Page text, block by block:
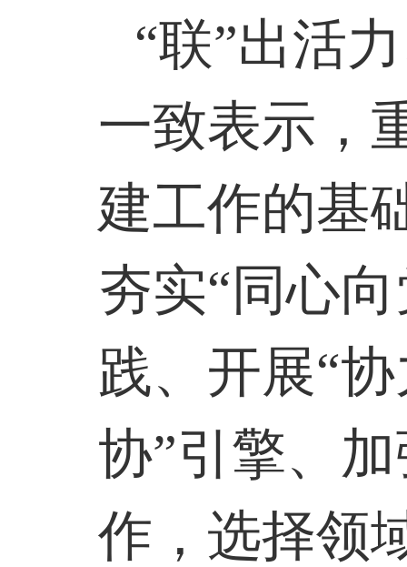
“联”出活
一致表示，
建工作的基
夯实“同心
践、开展“
协”引擎、
作，选择领